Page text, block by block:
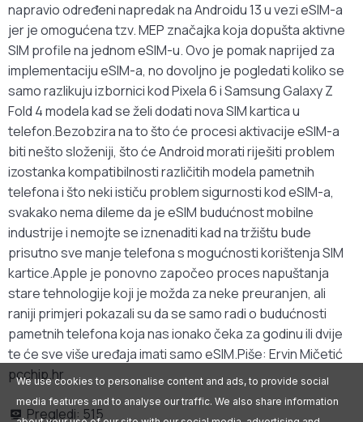
napravio određeni napredak na Androidu 13 u vezi eSIM-a
jer je omogućena tzv. MEP značajka koja dopušta aktivne
SIM profile na jednom eSIM-u. Ovo je pomak naprijed za
implementaciju eSIM-a, no dovoljno je pogledati koliko se
samo razlikuju izbornici kod Pixela 6 i Samsung Galaxy Z
Fold 4 modela kad se želi dodati nova SIM kartica u
telefon.Bezobzira na to što će procesi aktivacije eSIM-a
biti nešto složeniji, što će Android morati riješiti problem
izostanka kompatibilnosti različitih modela pametnih
telefona i što neki ističu problem sigurnosti kod eSIM-a,
svakako nema dileme da je eSIM budućnost mobilne
industrije i nemojte se iznenaditi kad na tržištu bude
prisutno sve manje telefona s mogućnosti korištenja SIM
kartice.Apple je ponovno započeo proces napuštanja
stare tehnologije koji je možda za neke preuranjen, ali
raniji primjeri pokazali su da se samo radi o budućnosti
pametnih telefona koja nas ionako čeka za godinu ili dvije
te će sve više uređaja imati samo eSIM.Piše: Ervin Mičetić
pcchip.hr
Pregledi: 515
We use cookies to personalise content and ads, to provide social
media features and to analyse our traffic. We also share information